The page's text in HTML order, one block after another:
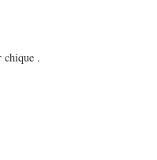
chique .